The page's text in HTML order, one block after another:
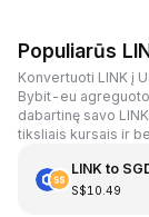
Populiarūs
Konvertuoti LINK į
Bybit-eu
dabartinę savo
tiksliais kursais ir
LINKto
S$10.49